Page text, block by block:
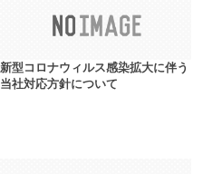
新型コロナウィルス感染拡大に伴う
当社対応方針について